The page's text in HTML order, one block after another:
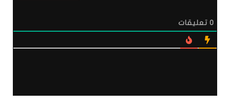
0 تعليقات